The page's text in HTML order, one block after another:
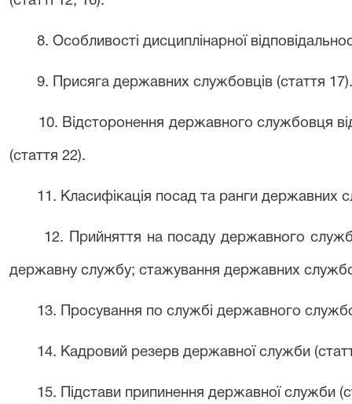
8. Особливості дисциплінарної
9. Присяга державних службовців (стаття 17).
10. Відсторонення державного службовця
(стаття 22).
11. Класифікація посад та ранги державних
12. Прийняття на посаду державного
державну службу; стажування державних
13. Просування по службі державного
14. Кадровий резерв державної служби
15. Підстави припинення державної служби